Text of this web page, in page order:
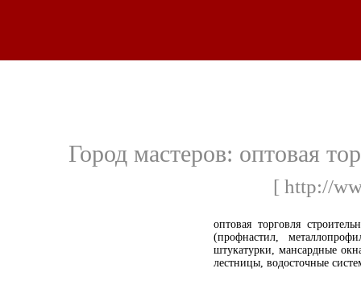
Город мастеров: оптовая
[ http://
оптовая торговля
(профнастил,
штукатурки, мансардные
лестницы, водосточные